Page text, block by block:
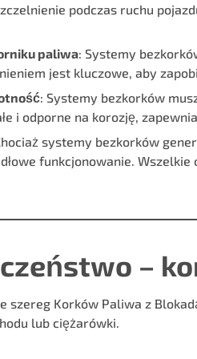
podczas ruchu
paliwa: Systemy
jest kluczowe, aby
: Systemy bezkorków
i odporne na korozję,
systemy bezkorków
funkcjonowanie.
–
szereg Korków Paliwa z
lub ciężarówki.